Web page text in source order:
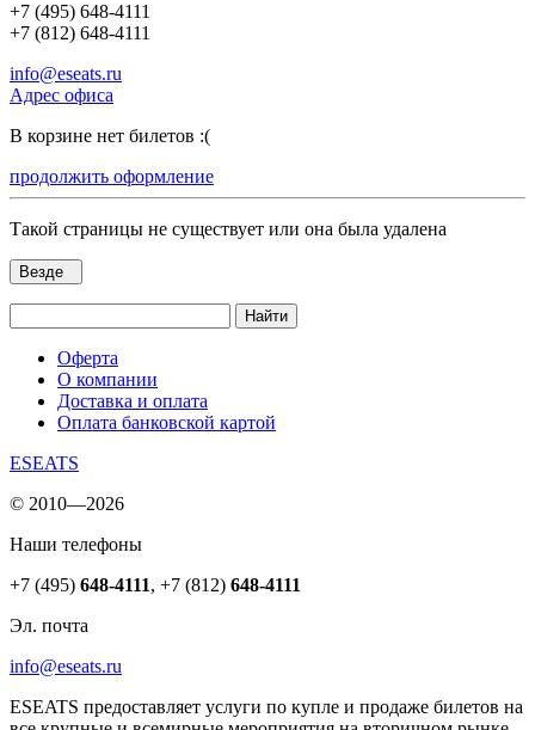
+7 (495) 648-4111
+7 (812) 648-4111
info@eseats.ru
Адрес офиса
В корзине нет билетов :(
продолжить оформление
Такой страницы не существует или она была удалена
Везде
Найти
Оферта
О компании
Доставка и оплата
Оплата банковской картой
ESEATS
© 2010—2026
Наши телефоны
+7 (495) 648-4111, +7 (812) 648-4111
Эл. почта
info@eseats.ru
ESEATS предоставляет услуги по купле и продаже билетов на